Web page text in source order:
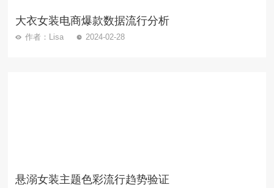
大衣女装电商爆款数据流行分析
作者：Lisa 2024-02-28
悬溺女装主题色彩流行趋势验证